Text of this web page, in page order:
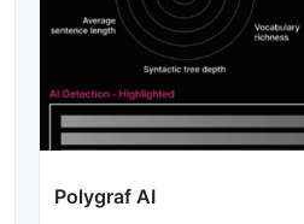
Polygraf AI